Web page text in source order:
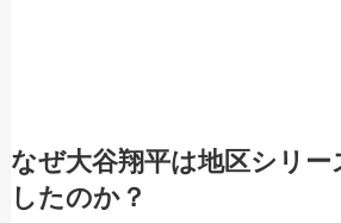
なぜ大谷翔平は地区シリー
したのか？